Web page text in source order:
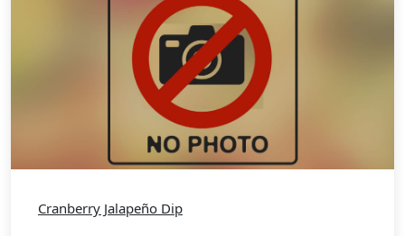
Cranberry Jalapeño Dip